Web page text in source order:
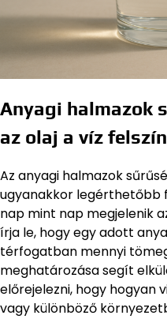
Anyagi halmazok
az olaj a víz
Az anyagi halmazok
ugyanakkor legérthetőbb
nap mint nap megjelenik
írja le, hogy egy adott
térfogatban mennyi
meghatározása segít
előrejelezni, hogy hogyan
vagy különböző